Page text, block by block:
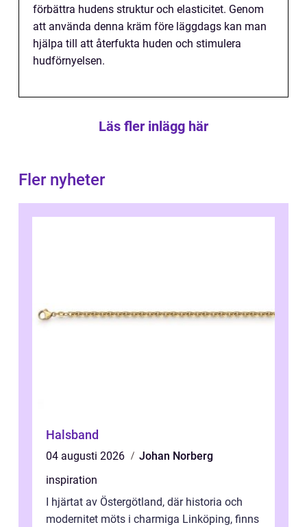
förbättra hudens struktur och elasticitet. Genom
att använda denna kräm före läggdags kan man
hjälpa till att återfukta huden och stimulera
hudförnyelsen.
Läs fler inlägg här
Fler nyheter
Halsband
04 augusti 2026
Johan Norberg
inspiration
I hjärtat av Östergötland, där historia och
modernitet möts i charmiga Linköping, finns